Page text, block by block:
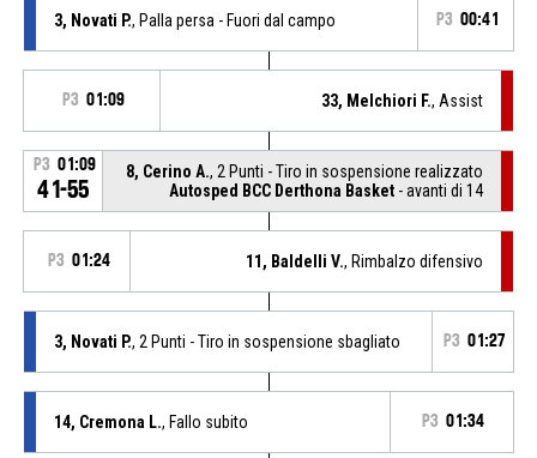
3, Novati P., Palla persa - Fuori dal campo P3 00:41
P3 01:09 33, Melchiori F., Assist
P3 01:09
41-55
8, Cerino A., 2 Punti - Tiro in sospensione realizzato
Autosped BCC Derthona Basket - avanti di 14
P3 01:24 11, Baldelli V., Rimbalzo difensivo
3, Novati P., 2 Punti - Tiro in sospensione sbagliato P3 01:27
14, Cremona L., Fallo subito P3 01:34